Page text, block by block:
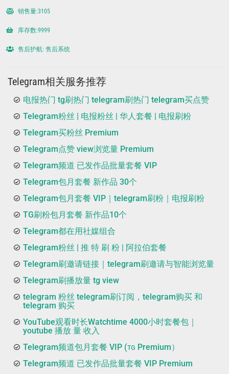
销售量:3105
库存数:9999
售后护航: 售后系统
Telegram相关服务推荐
电报热门 tg刷热门 telegram刷热门 telegram买点赞
Telegram粉丝 | 电报粉丝 | 华人套餐 | 电报刷粉
Telegram买粉丝 Premium
Telegram点赞 view浏览量 Premium
Telegram频道 已发作品批量套餐 VIP
Telegram包月套餐 新作品 30个
Telegram包月套餐 VIP｜telegram刷粉｜电报刷粉
TG刷粉包月套餐 新作品10个
Telegram都在用社媒组合
Telegram粉丝 | 推 特 刷 粉 | 阿拉伯套餐
Telegram刷邀请链接｜telegram刷邀请与智能浏览量
Telegram刷播放量 tg view
telegram 粉丝 telegram刷订阅，telegram购买 和
telegram 购买
YouTube观看时长Watchtime 4000小时套餐包｜
youtube 播放 量 收入
Telegram频道包月套餐 VIP (ᴛɢ Premium）
Telegram频道 已发作品批量套餐 VIP Premium